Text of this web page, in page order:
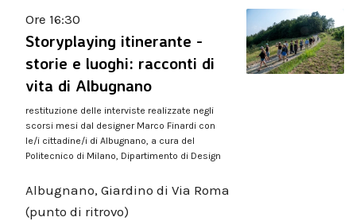
Ore 16:30
Storyplaying itinerante -
storie e luoghi: racconti di
vita di Albugnano
restituzione delle interviste realizzate negli
scorsi mesi dal designer Marco Finardi con
le/i cittadine/i di Albugnano, a cura del
Politecnico di Milano, Dipartimento di Design
Albugnano, Giardino di Via Roma
(punto di ritrovo)